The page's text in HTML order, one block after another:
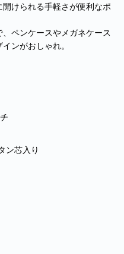
けられる手軽さが便利なポ
ペンケースやメガネケース
ンがおしゃれ。
ン芯入り